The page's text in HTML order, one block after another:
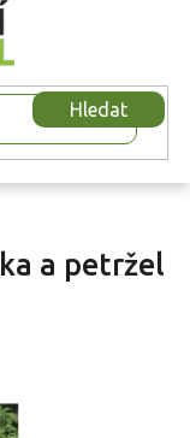
Hledat
a petržel